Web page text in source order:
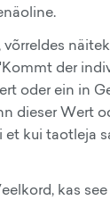
der
oder ein in
dieser Wert
kui taotleja
kas